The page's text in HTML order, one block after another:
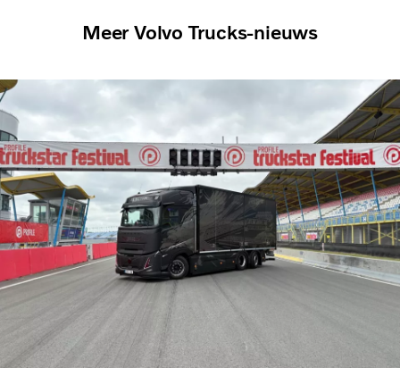
Meer Volvo Trucks-nieuws